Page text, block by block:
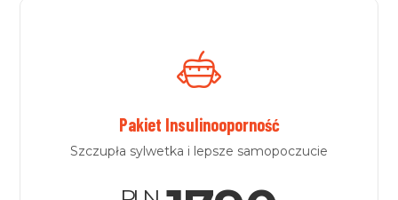
Pakiet Insulinooporność
Szczupła sylwetka i lepsze samopoczucie